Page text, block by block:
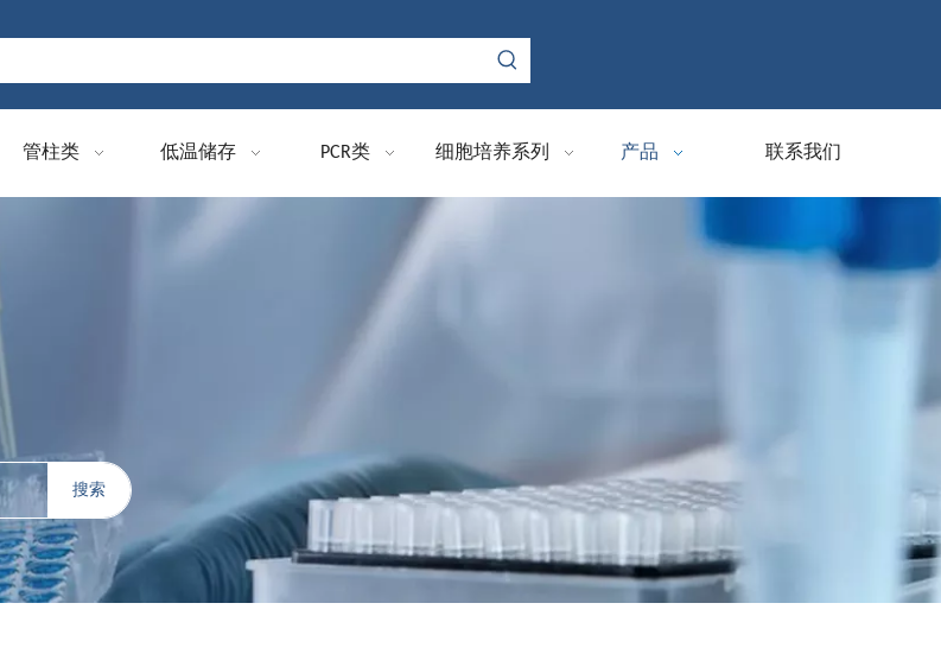
管柱类 低温储存 PCR类 细胞培养系列 产品 联系我们
搜索